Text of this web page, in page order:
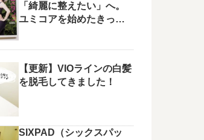
「綺麗に整えたい」へ。
ユミコアを始めたきっか
【更新】VIOラインの白髪
を脱毛してきました！
SIXPAD（シックスパッ